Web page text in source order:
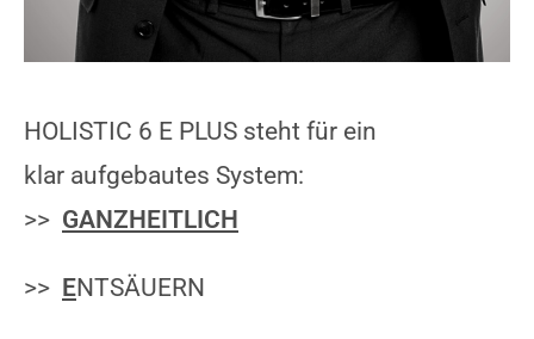
HOLISTIC 6 E PLUS steht für ein
klar aufgebautes System:
>> GANZHEITLICH
>> ENTSÄUERN